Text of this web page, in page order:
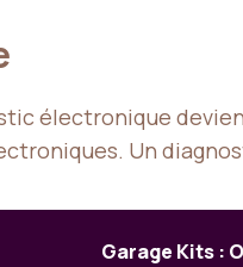
électronique
Un
Garage Kits :